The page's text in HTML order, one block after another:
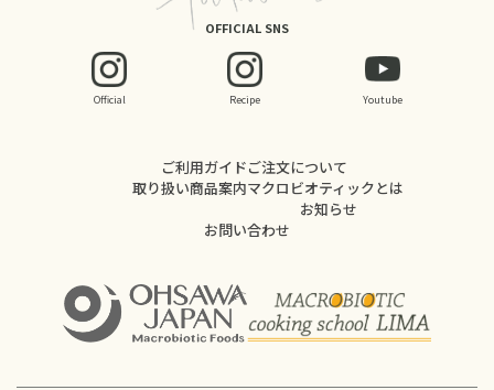
OFFICIAL SNS
Official Recipe Youtube
ご利用ガイドご注文について
取り扱い商品案内マクロビオティックとは
お知らせ
お問い合わせ